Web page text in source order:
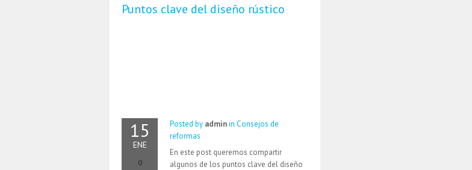
Puntos clave del diseño rústico
15
ENE
0
Posted by adminin Consejos de
reformas
En este post queremos compartir
algunos de los puntos clave del diseño